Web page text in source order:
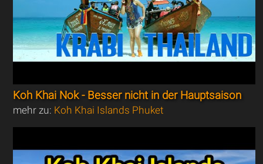
Koh Khai Nok - Besser nicht in der Hauptsaison
mehr zu: Koh Khai Islands Phuket